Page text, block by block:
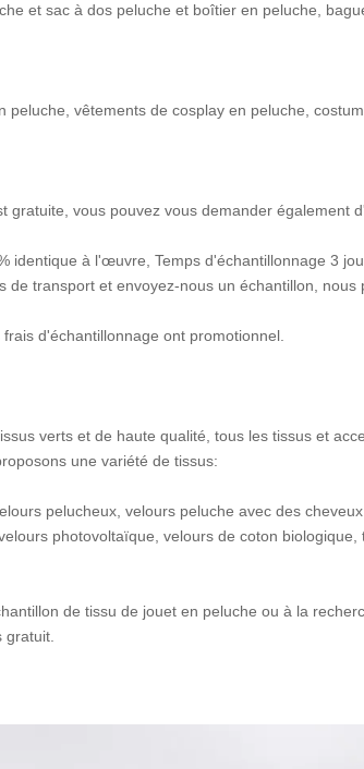
et sac à dos peluche et boîtier en peluche,
peluche, vêtements de cosplay en peluche,
gratuite, vous pouvez vous demander également
identique à l'œuvre, Temps d'échantillonnage 3
de transport et envoyez-nous un échantillon,
d'échantillonnage ont promotionnel.
verts et de haute qualité, tous les tissus et
une variété de tissus:
pelucheux, velours peluche avec des
photovoltaïque, velours de coton
de tissu de jouet en peluche ou à la